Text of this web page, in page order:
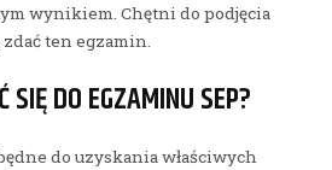
wynikiem. Chętni do podjęcia
ten egzamin.
SIĘ DO EGZAMINU SEP?
do uzyskania właściwych